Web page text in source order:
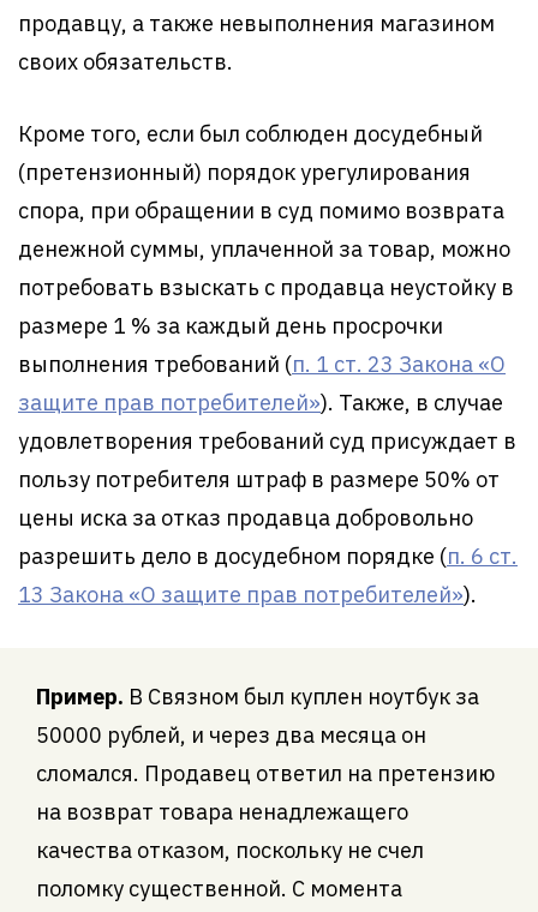
продавцу, а также невыполнения магазином
своих обязательств.
Кроме того, если был соблюден досудебный
(претензионный) порядок урегулирования
спора, при обращении в суд помимо возврата
денежной суммы, уплаченной за товар, можно
потребовать взыскать с продавца неустойку в
размере 1 % за каждый день просрочки
выполнения требований (п. 1 ст. 23 Закона «О
защите прав потребителей»). Также, в случае
удовлетворения требований суд присуждает в
пользу потребителя штраф в размере 50% от
цены иска за отказ продавца добровольно
разрешить дело в досудебном порядке (п. 6 ст.
13 Закона «О защите прав потребителей»).
Пример. В Связном был куплен ноутбук за
50000 рублей, и через два месяца он
сломался. Продавец ответил на претензию
на возврат товара ненадлежащего
качества отказом, поскольку не счел
поломку существенной. С момента